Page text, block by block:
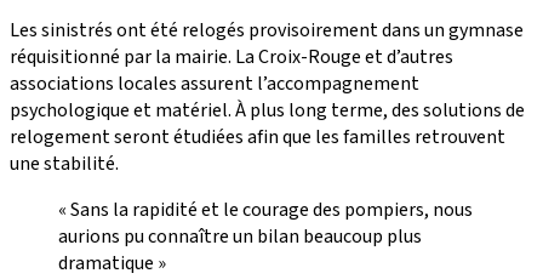
Les sinistrés ont été relogés provisoirement dans un gymnase
réquisitionné par la mairie. La Croix-Rouge et d’autres
associations locales assurent l’accompagnement
psychologique et matériel. À plus long terme, des solutions de
relogement seront étudiées afin que les familles retrouvent
une stabilité.
« Sans la rapidité et le courage des pompiers, nous
aurions pu connaître un bilan beaucoup plus
dramatique »